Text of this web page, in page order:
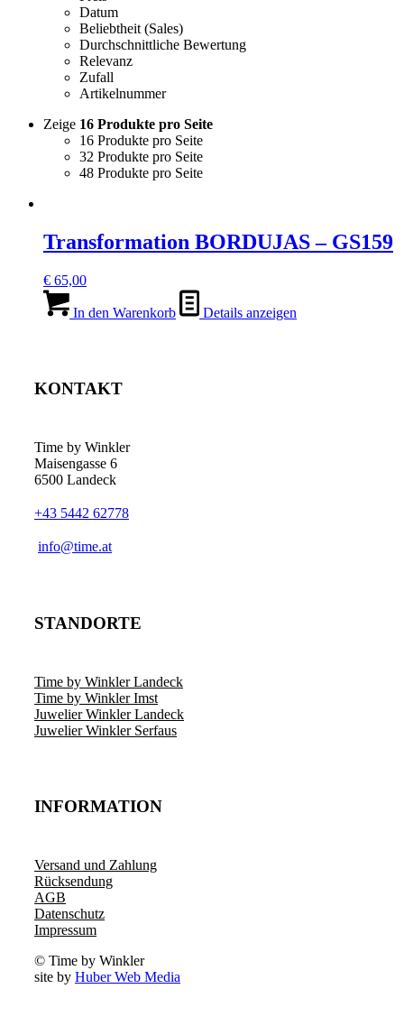
Datum
Beliebtheit (Sales)
Durchschnittliche Bewertung
Relevanz
Zufall
Artikelnummer
Zeige 16 Produkte pro Seite
16 Produkte pro Seite
32 Produkte pro Seite
48 Produkte pro Seite
Transformation BORDUJAS – GS159
€ 65,00
In den Warenkorb Details anzeigen
KONTAKT
Time by Winkler
Maisengasse 6
6500 Landeck
+43 5442 62778
­info@time.at
STANDORTE
Time by Winkler Landeck
Time by Winkler Imst
Juwelier Winkler Landeck
Juwelier Winkler Serfaus
INFORMATION
Versand und Zahlung
Rücksendung
AGB
Datenschutz
Impressum
© Time by Winkler
site by Huber Web Media